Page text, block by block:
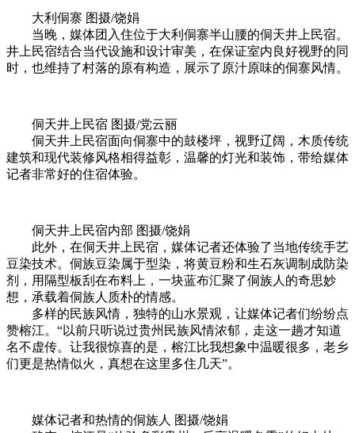
大利侗寨 图摄/饶娟
当晚，媒体团入住位于大利侗寨半山腰的侗天井上民宿。
井上民宿结合当代设施和设计审美，在保证室内良好视野的同
时，也维持了村落的原有构造，展示了原汁原味的侗寨风情。
侗天井上民宿 图摄/党云丽
侗天井上民宿面向侗寨中的鼓楼坪，视野辽阔，木质传统
建筑和现代装修风格相得益彰，温馨的灯光和装饰，带给媒体
记者非常好的住宿体验。
侗天井上民宿内部 图摄/饶娟
此外，在侗天井上民宿，媒体记者还体验了当地传统手艺
豆染技术。侗族豆染属于型染，将黄豆粉和生石灰调制成防染
剂，用隔型板刮在布料上，一块蓝布汇聚了侗族人的奇思妙
想，承载着侗族人质朴的情感。
多样的民族风情，独特的山水景观，让媒体记者们纷纷点
赞榕江。“以前只听说过贵州民族风情浓郁，走这一趟才知道
名不虚传。让我很惊喜的是，榕江比我想象中温暖很多，老乡
们更是热情似火，真想在这里多住几天”。
媒体记者和热情的侗族人 图摄/饶娟